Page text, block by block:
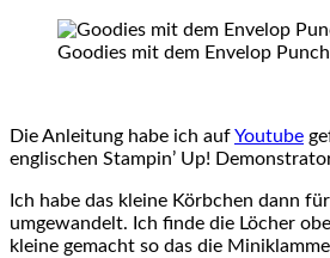
Goodies mit dem Envelop
Die Anleitung habe ich aufYoutube
englischen Stampin’ Up!
Ich habe das kleine Körbchen dann
umgewandelt. Ich finde die Löcher
kleine gemacht so das die